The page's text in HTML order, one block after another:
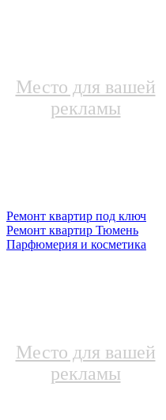
Место для вашей
рекламы
Ремонт квартир под ключ
Ремонт квартир Тюмень
Парфюмерия и косметика
Место для вашей
рекламы